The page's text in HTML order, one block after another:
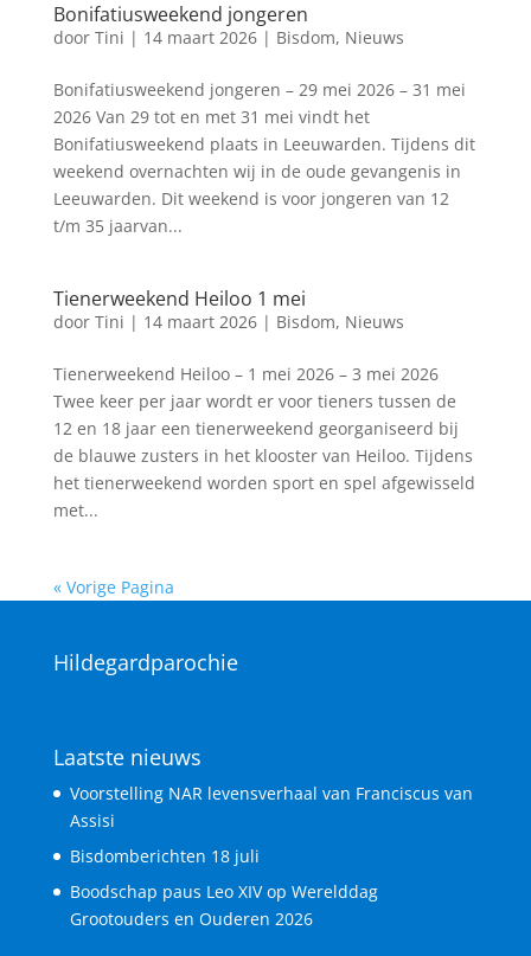
Bonifatiusweekend jongeren
door Tini | 14 maart 2026| Bisdom, Nieuws
Bonifatiusweekend jongeren – 29 mei 2026 – 31 mei
2026 Van 29 tot en met 31 mei vindt het
Bonifatiusweekend plaats in Leeuwarden. Tijdens dit
weekend overnachten wij in de oude gevangenis in
Leeuwarden. Dit weekend is voor jongeren van 12
t/m 35 jaarvan...
Tienerweekend Heiloo 1 mei
door Tini | 14 maart 2026| Bisdom, Nieuws
Tienerweekend Heiloo – 1 mei 2026 – 3 mei 2026
Twee keer per jaar wordt er voor tieners tussen de
12 en 18 jaar een tienerweekend georganiseerd bij
de blauwe zusters in het klooster van Heiloo. Tijdens
het tienerweekend worden sport en spel afgewisseld
met...
« Vorige Pagina
Hildegardparochie
Laatste nieuws
Voorstelling NAR levensverhaal van Franciscus van
Assisi
Bisdomberichten 18 juli
Boodschap paus Leo XIV op Werelddag
Grootouders en Ouderen 2026